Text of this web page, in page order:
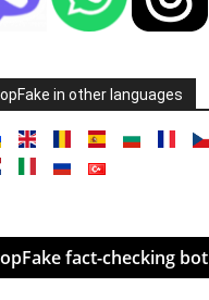
in other languages
fact-checking bot